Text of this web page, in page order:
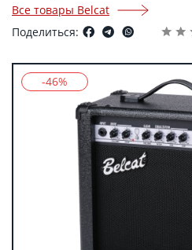
Все товары Belcat
Поделиться:
-46%